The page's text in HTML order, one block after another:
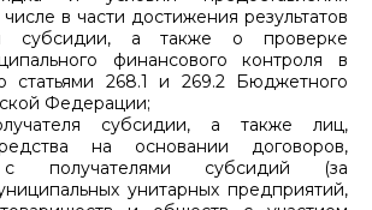
в части достижения результатов
субсидии, а также о проверке
финансового контроля в
статьями 268.1 и 269.2 Бюджетного
Федерации;
субсидии, а также лиц,
на основании договоров,
с получателями субсидий (за
унитарных предприятий,